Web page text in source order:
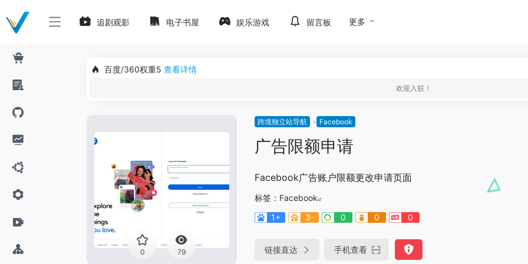
追剧观影 电子书屋 娱乐游戏 留言板 更多
百度/360权重5 查看详情
欢迎入驻！
0 79
跨境独立站导航 Facebook
广告限额申请
Facebook广告账户限额更改申请页面
标签： Facebook
1+
3- 0 0 0
链接直达 手机查看